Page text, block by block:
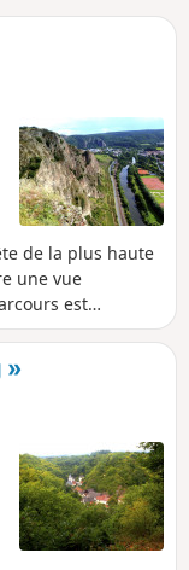
de la plus haute
une vue
est
et de
chemins de
il y a tout un
la ville saline de
Münster am
»